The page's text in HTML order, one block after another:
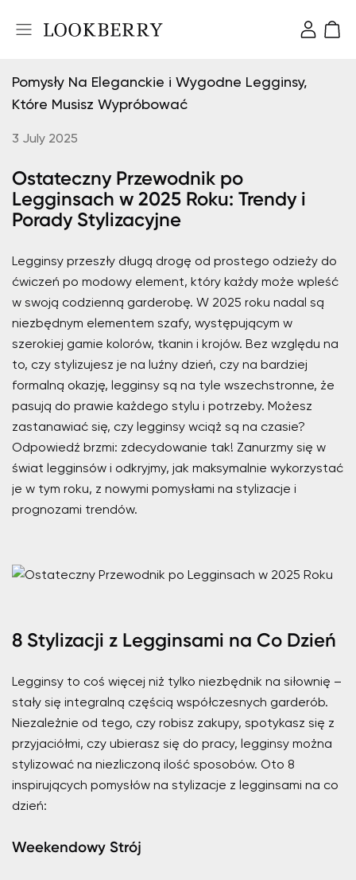
Pomysły Na Eleganckie i Wygodne Legginsy,
Które Musisz Wypróbować
3 July 2025
Ostateczny Przewodnik po
Legginsach w 2025 Roku: Trendy i
Porady Stylizacyjne
Legginsy przeszły długą drogę od prostego odzieży do
ćwiczeń po modowy element, który każdy może wpleść
w swoją codzienną garderobę. W 2025 roku nadal są
niezbędnym elementem szafy, występującym w
szerokiej gamie kolorów, tkanin i krojów. Bez względu na
to, czy stylizujesz je na luźny dzień, czy na bardziej
formalną okazję, legginsy są na tyle wszechstronne, że
pasują do prawie każdego stylu i potrzeby. Możesz
zastanawiać się, czy legginsy wciąż są na czasie?
Odpowiedź brzmi: zdecydowanie tak! Zanurzmy się w
świat legginsów i odkryjmy, jak maksymalnie wykorzystać
je w tym roku, z nowymi pomysłami na stylizacje i
prognozami trendów.
8 Stylizacji z Legginsami na Co Dzień
Legginsy to coś więcej niż tylko niezbędnik na siłownię –
stały się integralną częścią współczesnych garderób.
Niezależnie od tego, czy robisz zakupy, spotykasz się z
przyjaciółmi, czy ubierasz się do pracy, legginsy można
stylizować na niezliczoną ilość sposobów. Oto 8
inspirujących pomysłów na stylizacje z legginsami na co
dzień:
Weekendowy Strój